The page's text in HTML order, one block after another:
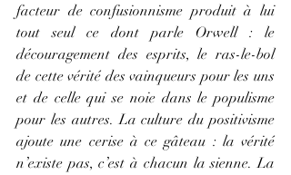
facteur de confusionnisme produit à lui
tout seul ce dont parle Orwell : le
découragement des esprits, le ras-le-bol
de cette vérité des vainqueurs pour les uns
et de celle qui se noie dans le populisme
pour les autres. La culture du positivisme
ajoute une cerise à ce gâteau : la vérité
n’existe pas, c’est à chacun la sienne. La